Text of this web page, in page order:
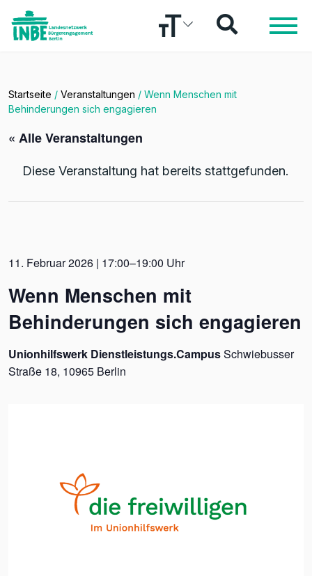
Startseite / Veranstaltungen / Wenn Menschen mit
Behinderungen sich engagieren
« Alle Veranstaltungen
Diese Veranstaltung hat bereits stattgefunden.
11. Februar 2026 | 17:00–19:00 Uhr
Wenn Menschen mit
Behinderungen sich engagieren
Unionhilfswerk Dienstleistungs.CampusSchwiebusser
Straße 18, 10965 Berlin